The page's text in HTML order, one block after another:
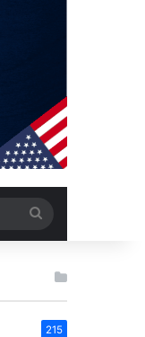
por
215